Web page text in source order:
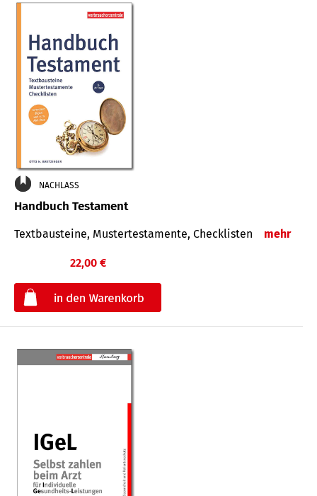
NACHLASS
Handbuch Testament
Textbausteine, Mustertestamente, Checklisten mehr
22,00 €